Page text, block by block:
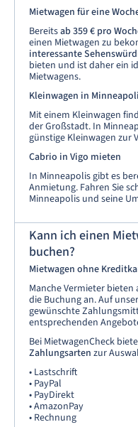
Mietwagen für eine
Bereitsab 359 € pro
einen Mietwagen zu
interessante
bieten und ist daher ein
Mietwagens.
Kleinwagen in
Mit einem Kleinwagen
der Großstadt. In
günstige Kleinwagen zur
Cabrio in Vigo mieten
In Minneapolis gibt es
Anmietung. Fahren Sie
Minneapolis und seine
Kann ich einen
buchen?
Mietwagen ohne
Manche Vermieter bieten
die Buchung an. Auf
gewünschte
entsprechenden
Bei MietwagenCheck
Zahlungsarten zur
• Lastschrift
• PayPal
• PayDirekt
• AmazonPay
• Rechnung